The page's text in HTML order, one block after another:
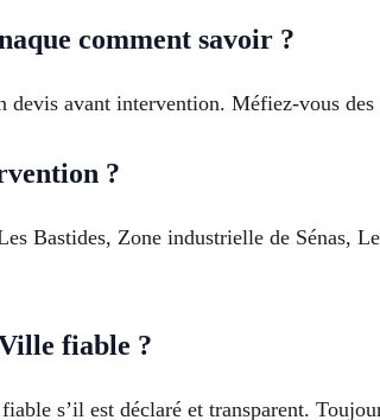
comment savoir ?
avant intervention. Méfiez-vous
?
Bastides, Zone industrielle de Sénas,
fiable ?
s’il est déclaré et transparent.